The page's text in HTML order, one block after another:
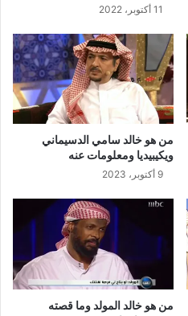
11 أكتوبر، 2022
من هو خالد سامي الدسيماني
ويكيبيديا ومعلومات عنه
9 أكتوبر، 2023
من هو خالد المولد وما قصته